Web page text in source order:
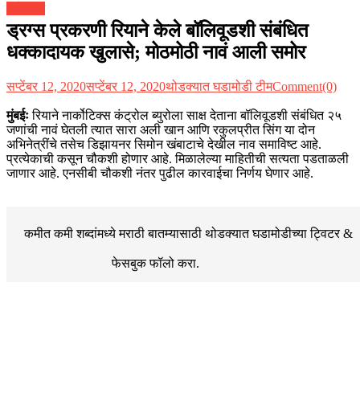
ड्रग्स प्रकरणी रियाने केले बॉलिवूडशी संबंधित
धक्कादायक खुलासे; मोठमोठी नावं आली समोर
सप्टेंबर 12, 2020सप्टेंबर 12, 2020थोडक्यात घडामोडी टीमComment(0)
मुंबईःरियाने नार्कोटिक्स कंट्रोल ब्युरोला साक्ष देताना बॉलिवूडशी संबंधित २५
जणांची नावं घेतली त्यात सारा अली खान आणि रकुलप्रीत सिंग या दोन
अभिनेत्रींचे तसेच डिझायनर सिमोन खंबाटाचे देखील नाव समाविष्ट आहे.
प्रत्येकाची कसून चौकशी होणार आहे. मिळालेल्या माहितीची सत्यता पडताळली
जाणार आहे. एनसीबी चौकशी नंतर पुढील कारवाईचा निर्णय घेणार आहे.
कमीत कमी शब्दांमध्ये मराठी बातम्यासाठी थोडक्यात घडामोडीच्याट्विटर &
फेसबुकफॉलो करा.